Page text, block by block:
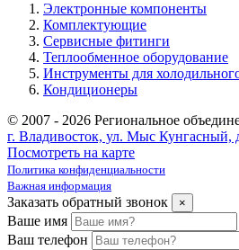
Электронные компоненты
Комплектующие
Сервисные фитинги
Теплообменное оборудование
Инструменты для
Кондиционеры
© 2007 - 2026 Региональное
г. Владивосток, ул. Мыс Кунгасный,
Посмотреть на карте
Политика конфиденциальности
Важная информация
Заказать обратный звонок ×
Ваше имя
Ваш телефон